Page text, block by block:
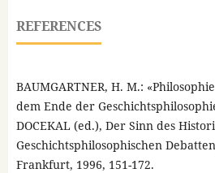
REFERENCES
BAUMGARTNER, H. M.:
dem Ende der
DOCEKAL (ed.), Der Sinn des
Geschichtsphilosophischen
Frankfurt, 1996, 151-172.